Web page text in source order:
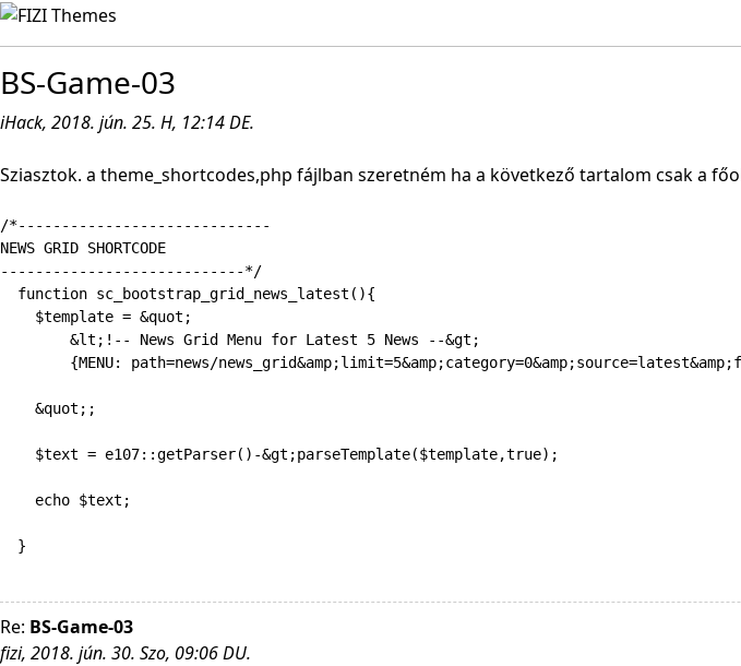
BS-Game-03
iHack, 2018. jún. 25. H, 12:14 DE.
Sziasztok. a theme_shortcodes,php fájlban szeretném ha a következő tartalom csak a
/*-----------------------------
NEWS GRID SHORTCODE
----------------------------*/
  function sc_bootstrap_grid_news_latest(){
    $template = &quot;
        &lt;!-- News Grid Menu for Latest 5 News --&gt;
{MENU: path=news/
    &quot;;
    $text = e107::getParser()-&gt;parseTemplate($template,true);
    echo $text;
  }
Re: BS-Game-03
fizi, 2018. jún. 30. Szo, 09:06 DU.